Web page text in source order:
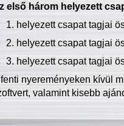
első három helyezett
1. helyezett csapat tagjai
2. helyezett csapat tagjai
3. helyezett csapat tagjai
nyereményeken kívül
valamint kisebb